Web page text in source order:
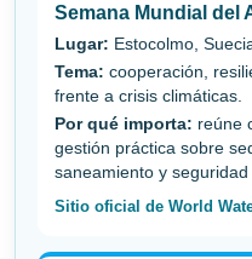
Semana Mundial del
Lugar: Estocolmo,
Tema: cooperación,
frente a crisis climáticas.
Por qué importa: reúne
gestión práctica sobre
saneamiento y
Sitio oficial de World